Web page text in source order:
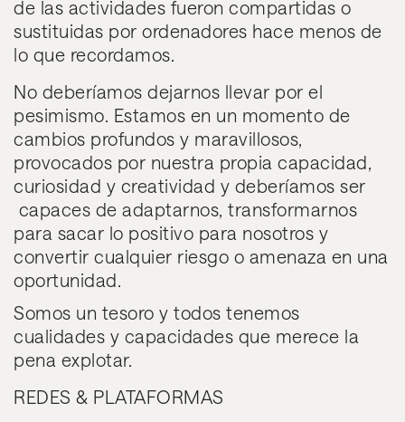
de las actividades fueron compartidas o
sustituidas por ordenadores hace menos de
lo que recordamos.
No deberíamos dejarnos llevar por el
pesimismo. Estamos en un momento de
cambios profundos y maravillosos,
provocados por nuestra propia capacidad,
curiosidad y creatividad y deberíamos ser
capaces de adaptarnos, transformarnos
para sacar lo positivo para nosotros y
convertir cualquier riesgo o amenaza en una
oportunidad.
Somos un tesoro y todos tenemos
cualidades y capacidades que merece la
pena explotar.
REDES & PLATAFORMAS